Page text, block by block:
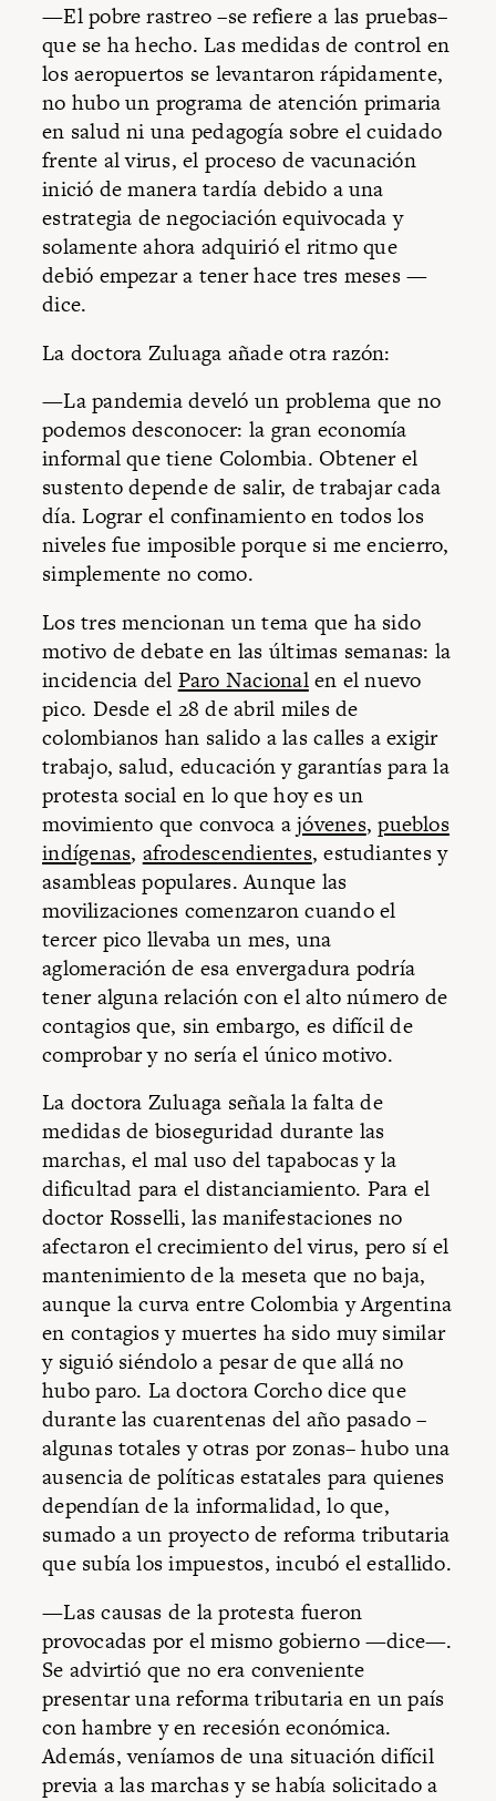
—El pobre rastreo –se refiere a las pruebas–
que se ha hecho. Las medidas de control en
los aeropuertos se levantaron rápidamente,
no hubo un programa de atención primaria
en salud ni una pedagogía sobre el cuidado
frente al virus, el proceso de vacunación
inició de manera tardía debido a una
estrategia de negociación equivocada y
solamente ahora adquirió el ritmo que
debió empezar a tener hace tres meses —
dice.
La doctora Zuluaga añade otra razón:
—La pandemia develó un problema que no
podemos desconocer: la gran economía
informal que tiene Colombia. Obtener el
sustento depende de salir, de trabajar cada
día. Lograr el confinamiento en todos los
niveles fue imposible porque si me encierro,
simplemente no como.
Los tres mencionan un tema que ha sido
motivo de debate en las últimas semanas: la
incidencia del Paro Nacionalen el nuevo
pico. Desde el 28 de abril miles de
colombianos han salido a las calles a exigir
trabajo, salud, educación y garantías para la
protesta social en lo que hoy es un
movimiento que convoca ajóvenes,pueblos
indígenas, afrodescendientes, estudiantes y
asambleas populares. Aunque las
movilizaciones comenzaron cuando el
tercer pico llevaba un mes, una
aglomeración de esa envergadura podría
tener alguna relación con el alto número de
contagios que, sin embargo, es difícil de
comprobar y no sería el único motivo.
La doctora Zuluaga señala la falta de
medidas de bioseguridad durante las
marchas, el mal uso del tapabocas y la
dificultad para el distanciamiento. Para el
doctor Rosselli, las manifestaciones no
afectaron el crecimiento del virus, pero sí el
mantenimiento de la meseta que no baja,
aunque la curva entre Colombia y Argentina
en contagios y muertes ha sido muy similar
y siguió siéndolo a pesar de que allá no
hubo paro. La doctora Corcho dice que
durante las cuarentenas del año pasado –
algunas totales y otras por zonas– hubo una
ausencia de políticas estatales para quienes
dependían de la informalidad, lo que,
sumado a un proyecto de reforma tributaria
que subía los impuestos, incubó el estallido.
—Las causas de la protesta fueron
provocadas por el mismo gobierno —dice—.
Se advirtió que no era conveniente
presentar una reforma tributaria en un país
con hambre y en recesión económica.
Además, veníamos de una situación difícil
previa a las marchas y se había solicitado a